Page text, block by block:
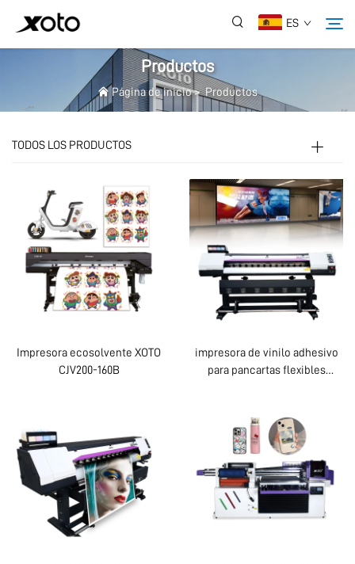
ES
Sobre Nosotros
Productos
Noticias
Servicio
Aplicación
Preguntas Frecuentes
Productos
Página de inicio>Productos
TODOS LOS PRODUCTOS
Impresora ecosolvente XOTO
CJV200-160B
impresora de vinilo adhesivo
para pancartas flexibles